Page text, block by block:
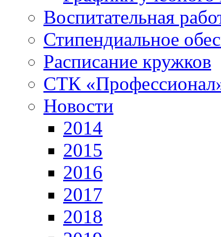
Воспитательная
Стипендиальное
Расписание кружков
СТК
Новости
2014
2015
2016
2017
2018